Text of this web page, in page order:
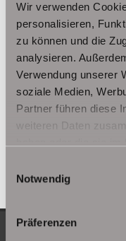
Wir verwenden
personalisieren,
zu können und die
analysieren.
Verwendung unserer
soziale Medien,
Partner führen diese
weiteren Daten
Notwendig
Präferenzen
Tonna / Gräfentonna
Unstrut- Hainich /
Immo Am Ettersberg
kaufen Am Ettersberg
Hauskauf
Ettersberg